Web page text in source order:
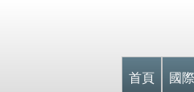
首頁 國